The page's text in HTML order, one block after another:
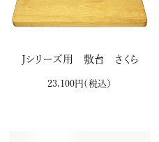
Ｊシリーズ用 敷台 さくら
23,100円 （税込）